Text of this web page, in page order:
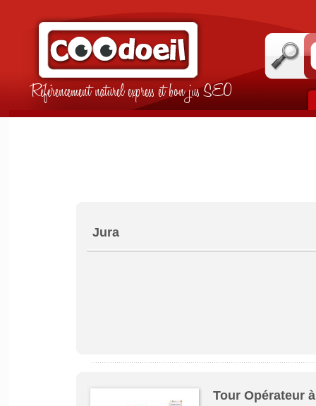
Référencement naturel express et bon jus SEO
Jura
Tour Opérateur